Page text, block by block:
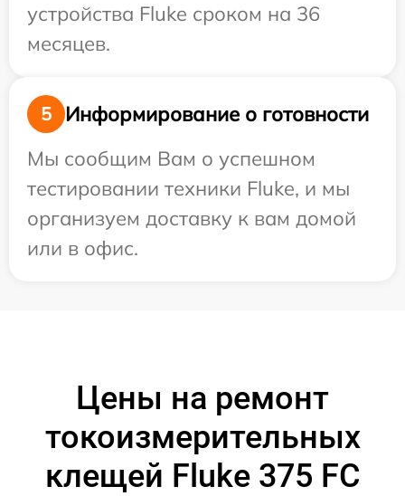
устройства Fluke сроком на 36
месяцев.
5
Информирование о готовности
Мы сообщим Вам о успешном
тестировании техники Fluke, и мы
организуем доставку к вам домой
или в офис.
Цены на ремонт
токоизмерительных
клещей Fluke 375 FC